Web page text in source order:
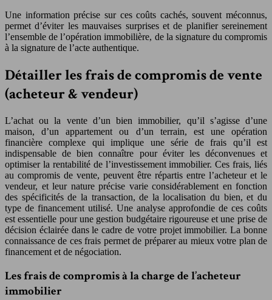
Une information précise sur ces coûts cachés, souvent méconnus,
permet d’éviter les mauvaises surprises et de planifier sereinement
l’ensemble de l’opération immobilière, de la signature du compromis
à la signature de l’acte authentique.
Détailler les frais de compromis de vente
(acheteur & vendeur)
L’achat ou la vente d’un bien immobilier, qu’il s’agisse d’une
maison, d’un appartement ou d’un terrain, est une opération
financière complexe qui implique une série de frais qu’il est
indispensable de bien connaître pour éviter les déconvenues et
optimiser la rentabilité de l’investissement immobilier. Ces frais, liés
au compromis de vente, peuvent être répartis entre l’acheteur et le
vendeur, et leur nature précise varie considérablement en fonction
des spécificités de la transaction, de la localisation du bien, et du
type de financement utilisé. Une analyse approfondie de ces coûts
est essentielle pour une gestion budgétaire rigoureuse et une prise de
décision éclairée dans le cadre de votre projet immobilier. La bonne
connaissance de ces frais permet de préparer au mieux votre plan de
financement et de négociation.
Les frais de compromis à la charge de l’acheteur
immobilier